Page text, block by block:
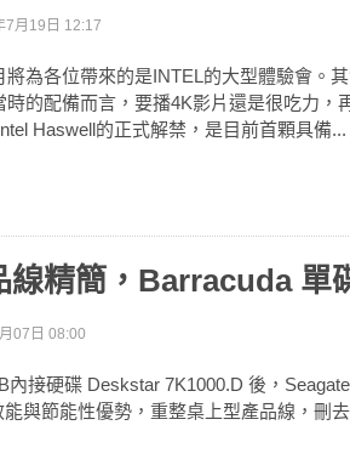
7月19日 12:17
為各位帶來的是INTEL的大型體驗會。
的配備而言，要播4K影片還是很吃力，
Haswell的正式解禁，是目前首顆具備...
線精簡，Barracuda 單
07日 08:00
內接硬碟 Deskstar 7K1000.D 後，
與節能性優勢，重整桌上型產品線，刪